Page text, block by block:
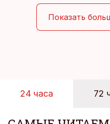
Рабочие дни
ответственностью,
потоком информации, и
организовывать,
Показать
24 часа 72